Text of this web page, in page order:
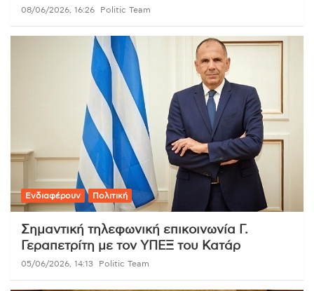
08/06/2026, 16:26 Politic Team
Ενδιαφέρουν Πολιτική
Σημαντική τηλεφωνική επικοινωνία Γ.
Γεραπετρίτη με τον ΥΠΕΞ του Κατάρ
05/06/2026, 14:13 Politic Team